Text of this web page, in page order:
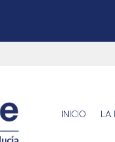
INICIO LA